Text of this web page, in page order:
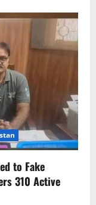
to Fake
310 Active